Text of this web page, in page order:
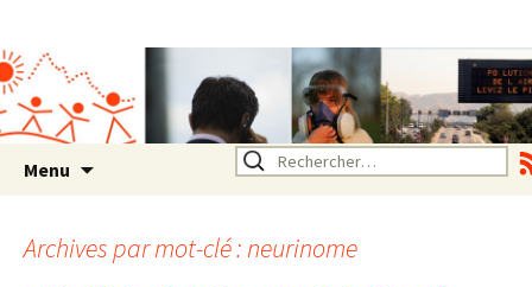
Rhône Alpes
Un environnement sain pour
la santé de tous
Menu Rechercher :
Archives par mot-clé : neurinome